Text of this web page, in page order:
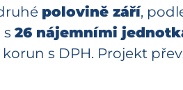
polovině září,
s 26 nájemními
s DPH. Projekt